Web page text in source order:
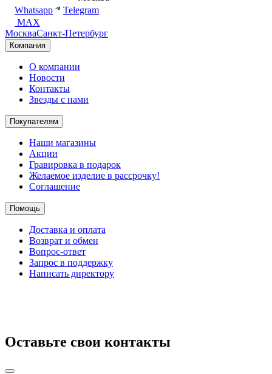
Whatsapp
Telegram
MAX
МоскваСанкт-Петербург
Компания
О компании
Новости
Контакты
Звезды с нами
Покупателям
Наши магазины
Акции
Гравировка в подарок
Желаемое изделие в рассрочку!
Соглашение
Помощь
Доставка и оплата
Возврат и обмен
Вопрос-ответ
Запрос в поддержку
Написать директору
Оставьте свои контакты